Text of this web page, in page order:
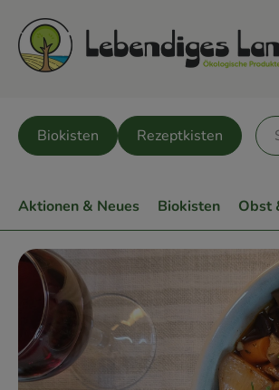
Biokisten Rezeptkisten
Aktionen & Neues Biokisten Obst